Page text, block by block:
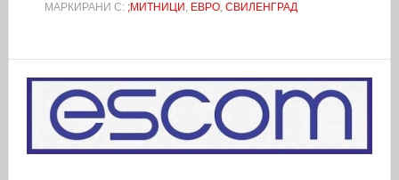
МАРКИРАНИ С: ;МИТНИЦИ , ЕВРО, СВИЛЕНГРАД